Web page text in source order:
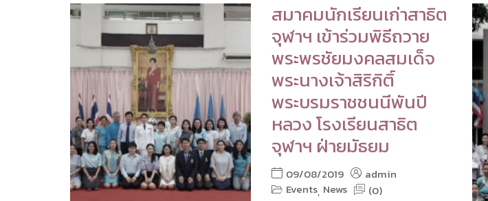
สมาคมนักเรียนเก่าสาธิต
จุฬาฯ เข้าร่วมพิธีถวาย
พระพรชัยมงคลสมเด็จ
พระนางเจ้าสิริกิติ์
พระบรมราชชนนีพันปี
หลวง โรงเรียนสาธิต
จุฬาฯ ฝ่ายมัธยม
09/08/2019
admin
Events, News (0)